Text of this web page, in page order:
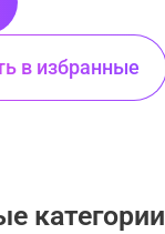
в избранные
категории